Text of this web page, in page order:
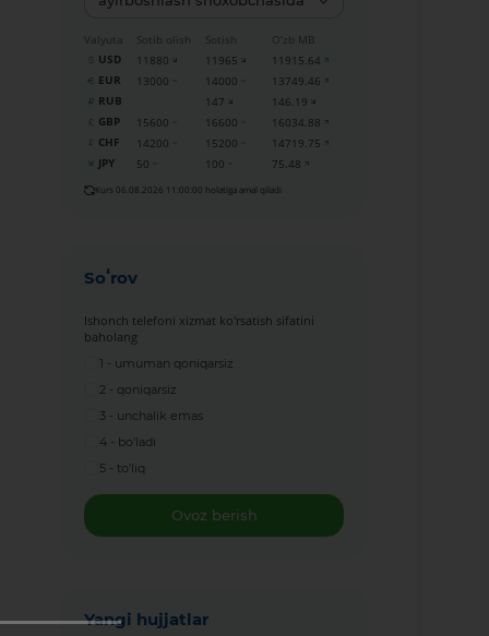
Valyuta Sotib olish Sotish
O‘zb MB
USD
11880 11965
11915.64
EUR
13000 14000
13749.46
RUB
147
146.19
GBP
15600 16600
16034.88
CHF
14200 15200
14719.75
JPY
50 100 75.48
Kurs 06.08.2026 11:00:00 holatiga amal qiladi
Soʻrov
Ishonch telefoni xizmat ko'rsatish sifatini
baholang
1 - umuman qoniqarsiz
2 - qoniqarsiz
3 - unchalik emas
4 - bo'ladi
5 - to'liq
Ovoz berish
Yangi hujjatlar